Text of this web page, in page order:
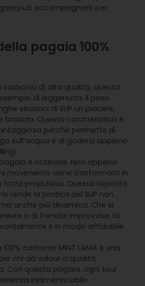
può accompagnarti per
pagaia 100%
carbonio di alta qualità, questa
di leggerezza. Il peso
sessioni di SUP un piacere,
braccia. Questa caratteristica è
perché permette di
sull’acqua e di godersi appieno
è notevole. Non appena
movimento viene trasformato in
propulsiva. Questa risposta
rende la pratica del SUP non
anche più dinamica. Che si
o di frenate improvvise, la
e in modo affidabile.
carbonio MINT LAMA è una
chi dà valore a qualità,
Con questa pagaia, ogni tour
indimenticabile.